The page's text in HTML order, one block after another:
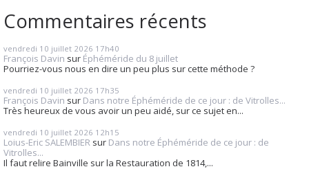
Commentaires récents
vendredi 10 juillet 2026 17h40
François Davin sur Éphéméride du 8 juillet
Pourriez-vous nous en dire un peu plus sur cette méthode ?
vendredi 10 juillet 2026 17h35
François Davin sur Dans notre Éphéméride de ce jour : de Vitrolles...
Très heureux de vous avoir un peu aidé, sur ce sujet en...
vendredi 10 juillet 2026 12h15
Loius-Eric SALEMBIER sur Dans notre Éphéméride de ce jour : de
Vitrolles...
Il faut relire Bainville sur la Restauration de 1814,...